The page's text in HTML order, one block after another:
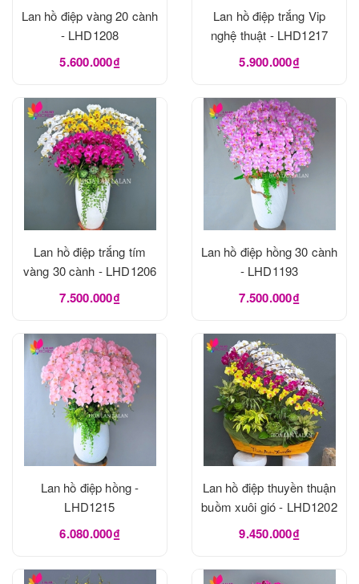
Lan hồ điệp vàng 20 cành
- LHD1208
5.600.000₫
Lan hồ điệp trắng Vip
nghệ thuật - LHD1217
5.900.000₫
Lan hồ điệp trắng tím
vàng 30 cành - LHD1206
7.500.000₫
Lan hồ điệp hồng 30 cành
- LHD1193
7.500.000₫
Lan hồ điệp hồng -
LHD1215
6.080.000₫
Lan hồ điệp thuyền thuận
buồm xuôi gió - LHD1202
9.450.000₫